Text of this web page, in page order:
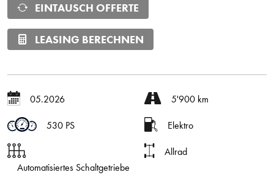
EINTAUSCH OFFERTE
LEASING BERECHNEN
05.2026 5'900 km
530 PS Elektro
Automatisiertes Schaltgetriebe
Allrad